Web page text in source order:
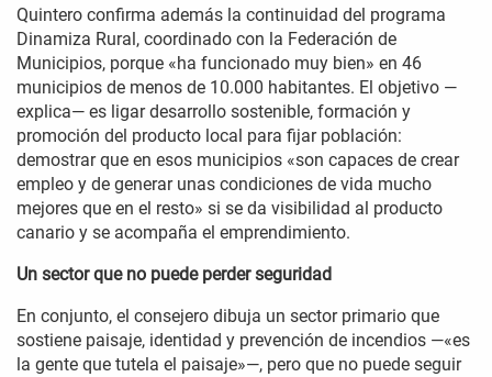
Quintero confirma además la continuidad del programa
Dinamiza Rural, coordinado con la Federación de
Municipios, porque «ha funcionado muy bien» en 46
municipios de menos de 10.000 habitantes. El objetivo —
explica— es ligar desarrollo sostenible, formación y
promoción del producto local para fijar población:
demostrar que en esos municipios «son capaces de crear
empleo y de generar unas condiciones de vida mucho
mejores que en el resto» si se da visibilidad al producto
canario y se acompaña el emprendimiento.
Un sector que no puede perder seguridad
En conjunto, el consejero dibuja un sector primario que
sostiene paisaje, identidad y prevención de incendios —«es
la gente que tutela el paisaje»—, pero que no puede seguir